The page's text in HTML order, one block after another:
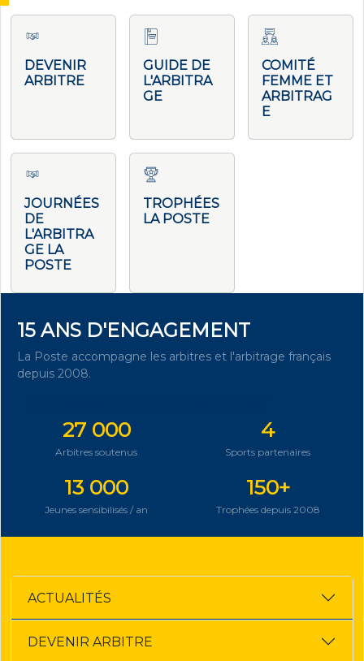
DEVENIR
ARBITRE
GUIDE DE
L'ARBITRA
GE
COMITÉ
FEMME ET
ARBITRAG
E
JOURNÉES
DE
L'ARBITRA
GE LA
POSTE
TROPHÉES
LA POSTE
15 ANS D'ENGAGEMENT
La Poste accompagne les arbitres et l'arbitrage français
depuis 2008.
27 000
Arbitres soutenus
4
Sports partenaires
13 000
Jeunes sensibilisés / an
150+
Trophées depuis 2008
ACTUALITÉS
DEVENIR ARBITRE